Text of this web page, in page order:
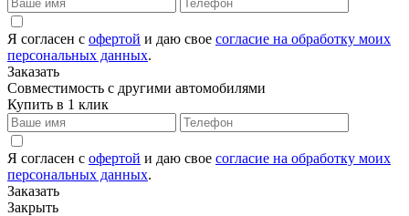
Я согласен с офертой и даю свое согласие на обработку моих
персональных данных.
Заказать
Совместимость с другими автомобилями
Купить в 1 клик
Я согласен с офертой и даю свое согласие на обработку моих
персональных данных.
Заказать
Закрыть